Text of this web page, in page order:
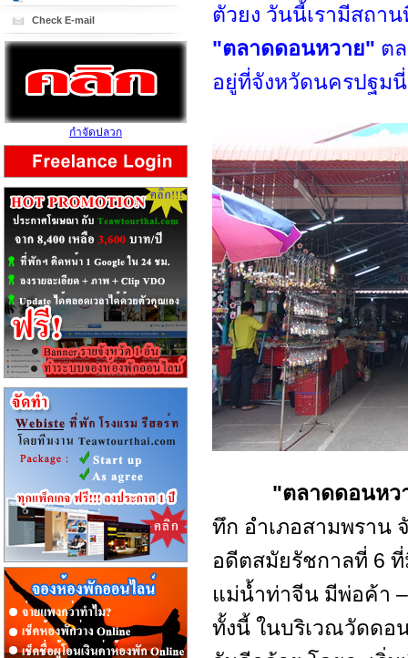
ตัวยง วันนี้เรามีสถา
"ตลาดดอนหวาย" ต
อยู่ที่จังหวัดนครปฐมนี่
"ตลาดดอนหว
ทึก อำเภอสามพราน
อดีตสมัยรัชกาลที่ 6
แม่น้ำท่าจีน มีพ่อค้า
ทั้งนี้ ในบริเวณวัดดอ
Check E-mail
กำจัดปลวก